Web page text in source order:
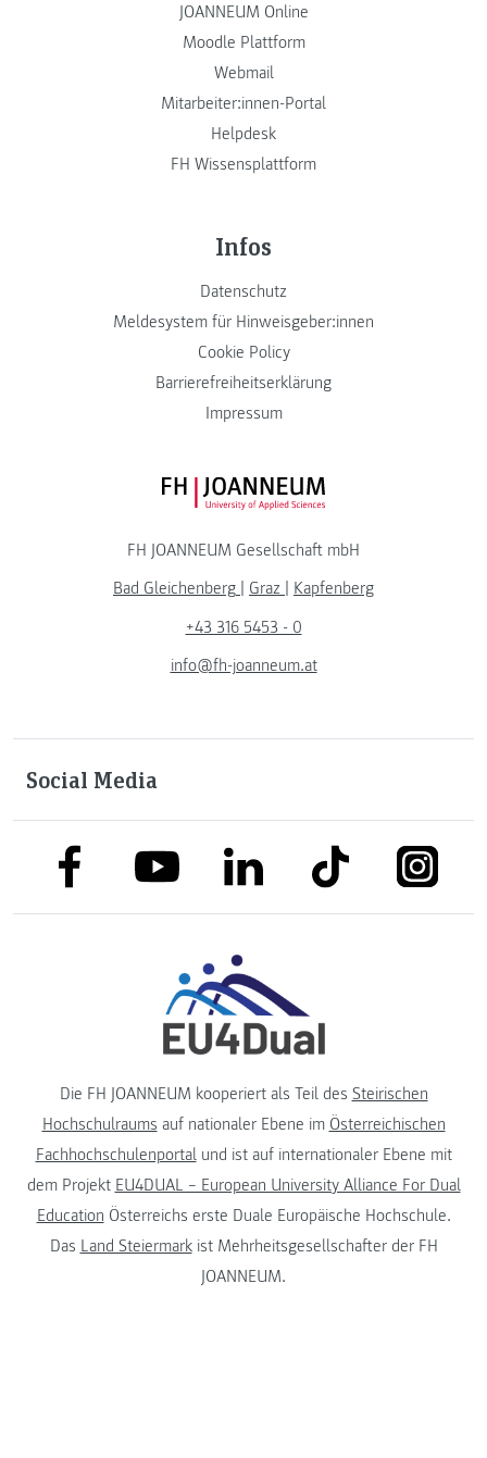
JOANNEUM Online
Moodle Plattform
Webmail
Mitarbeiter:innen-Portal
Helpdesk
FH Wissensplattform
Infos
Datenschutz
Meldesystem für Hinweisgeber:innen
Cookie Policy
Barrierefreiheitserklärung
Impressum
FH JOANNEUM Logo
FH JOANNEUM Gesellschaft mbH
Bad Gleichenberg
Graz
Kapfenberg
+43 316 5453 - 0
info@fh-joanneum.at
Social Media
link to facebooklink to youtubelink to linkedinlink to tiktok
Die FH JOANNEUM kooperiert als Teil des Steirischen
Hochschulraums auf nationaler Ebene im Österreichischen
Fachhochschulenportalund ist auf internationaler Ebene mit
dem Projekt EU4DUAL – European University Alliance For Dual
Education Österreichs erste Duale Europäische Hochschule.
Das Land Steiermarkist Mehrheitsgesellschafter der FH
JOANNEUM.